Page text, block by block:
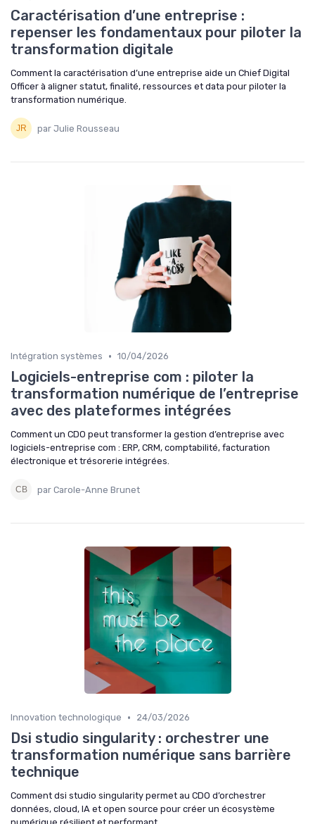
Caractérisation d’une entreprise :
repenser les fondamentaux pour piloter la
transformation digitale
Comment la caractérisation d’une entreprise aide un Chief Digital
Officer à aligner statut, finalité, ressources et data pour piloter la
transformation numérique.
par Julie Rousseau
Intégration systèmes • 10/04/2026
Logiciels-entreprise com : piloter la
transformation numérique de l’entreprise
avec des plateformes intégrées
Comment un CDO peut transformer la gestion d’entreprise avec
logiciels-entreprise com : ERP, CRM, comptabilité, facturation
électronique et trésorerie intégrées.
par Carole-Anne Brunet
Innovation technologique • 24/03/2026
Dsi studio singularity : orchestrer une
transformation numérique sans barrière
technique
Comment dsi studio singularity permet au CDO d’orchestrer
données, cloud, IA et open source pour créer un écosystème